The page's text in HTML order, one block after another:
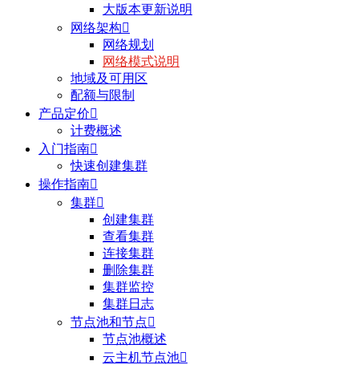
大版本更新说明
网络架构
网络规划
网络模式说明
地域及可用区
配额与限制
产品定价
计费概述
入门指南
快速创建集群
操作指南
集群
创建集群
查看集群
连接集群
删除集群
集群监控
集群日志
节点池和节点
节点池概述
云主机节点池